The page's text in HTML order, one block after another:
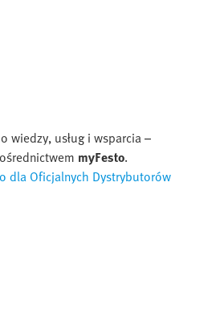
wiedzy, usług i wsparcia –
myFesto.
dla Oficjalnych Dystrybutorów